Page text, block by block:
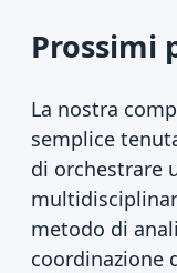
Prossimi
La nostra
semplice
di orchestrare
metodo di
coordinazione